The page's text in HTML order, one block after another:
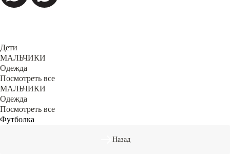
Дети
МАЛЬЧИКИ
Одежда
Посмотреть все
МАЛЬЧИКИ
Одежда
Посмотреть все
Футболка
Назад